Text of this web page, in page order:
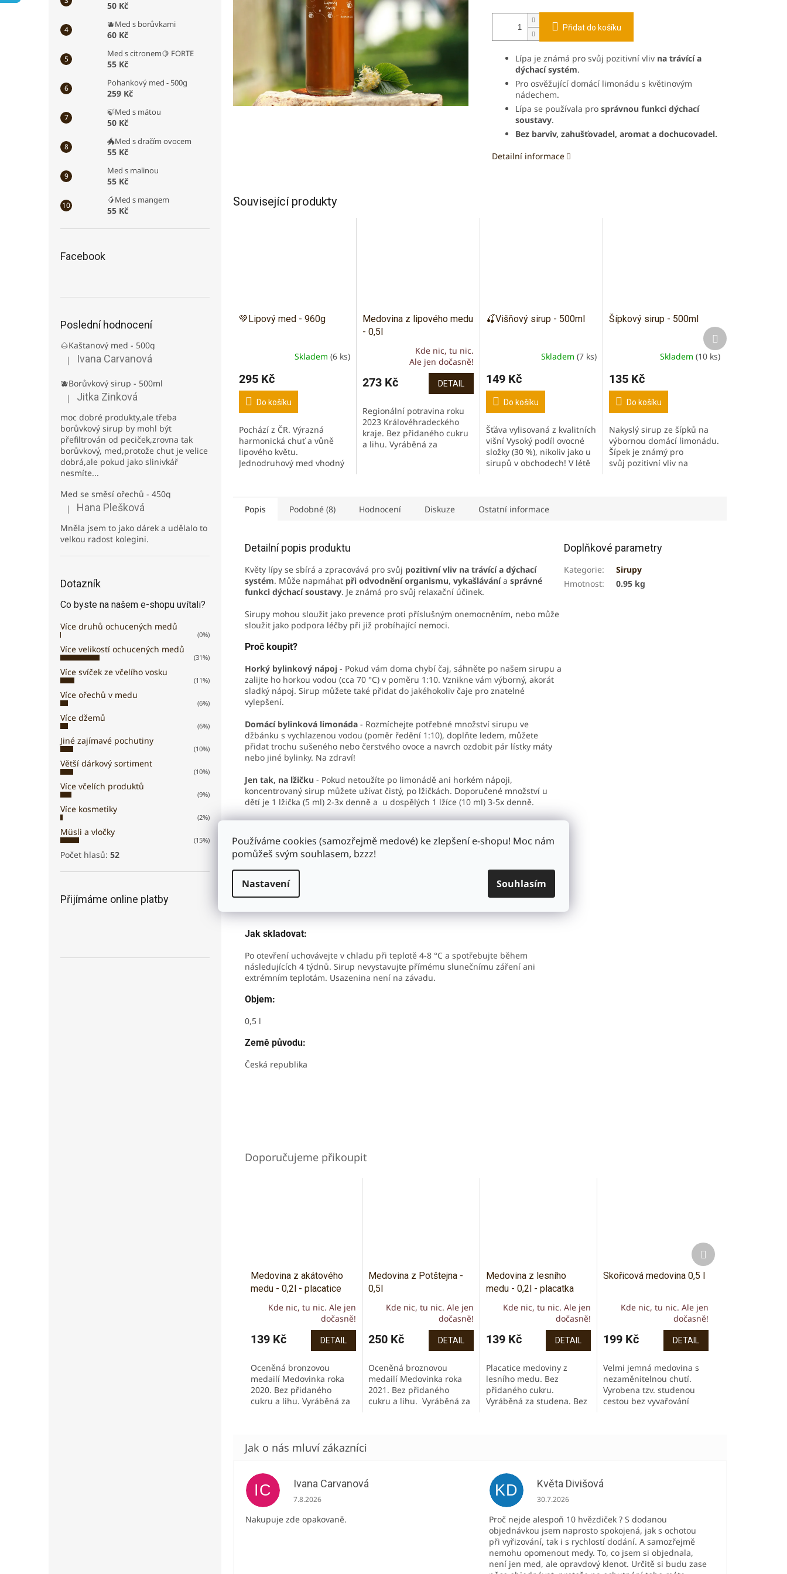
Používáme cookies (samozřejmě medové) ke zlepšení e-shopu! Moc nám
pomůžeš svým souhlasem, bzzz!
Nastavení Souhlasím
50 Kč
🫐Med s borůvkami
60 Kč
Med s citronem🍋 FORTE
55 Kč
Pohankový med - 500g
259 Kč
🍃Med s mátou
50 Kč
🐲Med s dračím ovocem
55 Kč
Med s malinou
55 Kč
🥭Med s mangem
55 Kč
Facebook
Poslední hodnocení
🌰Kaštanový med - 500g
Hodnocení produktu je 5 z 5 hvězdiček.
| Ivana Carvanová
🫐Borůvkový sirup - 500ml
Hodnocení produktu je 3 z 5 hvězdiček.
| Jitka Zinková
moc dobré produkty,ale třeba
borůvkový sirup by mohl být
přefiltrován od peciček,zrovna tak
borůvkový, med,protože chut je velice
dobrá,ale pokud jako slinivkář
nesmíte...
Med se směsí ořechů - 450g
Hodnocení produktu je 5 z 5 hvězdiček.
| Hana Plešková
Mněla jsem to jako dárek a udělalo to
velkou radost kolegini.
Dotazník
Co byste na našem e-shopu uvítali?
Více druhů ochucených medů
(0%)
Více velikostí ochucených medů
(31%)
Více svíček ze včelího vosku
(11%)
Více ořechů v medu
(6%)
Více džemů
(6%)
Jiné zajímavé pochutiny
(10%)
Větší dárkový sortiment
(10%)
Více včelích produktů
(9%)
Více kosmetiky
(2%)
Müsli a vločky
(15%)
Počet hlasů: 52
Přijímáme online platby
Přidat do košíku
Lípa je známá pro svůj pozitivní vliv na trávící a
dýchací systém.
Pro osvěžující domácí limonádu s květinovým
nádechem.
Lípa se používala pro správnou funkci dýchací
soustavy.
Bez barviv, zahušťovadel, aromat a dochucovadel.
Detailní informace
Související produkty
💚Lipový med - 960g
produktu
je
5,0
z
5
hvězdiček.
Skladem (6 ks)
295 Kč
Do košíku
Pochází z ČR. Výrazná
harmonická chuť a vůně
lipového květu.
Jednodruhový med vhodný
při...
Medovina z lipového medu
- 0,5l
produktu
z
5
hvězdiček.
Kde nic, tu nic.
Ale jen dočasně!
273 Kč DETAIL
Regionální potravina roku
2023 Královéhradeckého
kraje. Bez přidaného cukru
a lihu. Vyráběná za
🍒Višňový sirup - 500ml
Skladem(7 ks)
149 Kč
Do košíku
Šťáva vylisovaná z kvalitních
višní Vysoký podíl ovocné
složky (30 %), nikoliv jako u
sirupů v obchodech! V létě
Šípkový sirup - 500ml
Skladem (10 ks)
135 Kč
Do košíku
Nakyslý sirup ze šípků na
výbornou domácí limonádu.
Šípek je známý pro
svůj pozitivní vliv na
Další
produkt
Popis Podobné (8) Hodnocení Diskuze Ostatní informace
Detailní popis produktu
Květy lípy se sbírá a zpracovává pro svůj pozitivní vliv na trávící a dýchací
systém. Může napmáhat při odvodnění organismu, vykašlávánía správné
funkci dýchací soustavy. Je známá pro svůj relaxační účinek.
Sirupy mohou sloužit jako prevence proti příslušným onemocněním, nebo může
sloužit jako podpora léčby při již probíhající nemoci.
Proč koupit?
Horký bylinkový nápoj - Pokud vám doma chybí čaj, sáhněte po našem sirupu a
zalijte ho horkou vodou (cca 70 °C) v poměru 1:10. Vznikne vám výborný, akorát
sladký nápoj. Sirup můžete také přidat do jakéhokoliv čaje pro znatelné
vylepšení.
Domácí bylinková limonáda - Rozmíchejte potřebné množství sirupu ve
džbánku s vychlazenou vodou (poměr ředění 1:10), doplňte ledem, můžete
přidat trochu sušeného nebo čerstvého ovoce a navrch ozdobit pár lístky máty
nebo jiné bylinky. Na zdraví!
Jen tak, na lžičku - Pokud netoužíte po limonádě ani horkém nápoji,
koncentrovaný sirup můžete užívat čistý, po lžičkách. Doporučené množství u
dětí je 1 lžička (5 ml) 2-3x denně a u dospělých 1 lžíce (10 ml) 3-5x denně.
své kulinářské fantazii a využijte sirup při svém nedělním pečení nebo při
přípravě míchaných koktejlů pro zahradní párty.
Složení:
Odvar z květu lípy, cukr, voda, regulátor kyselosti: kyselina citrónová.
Jak skladovat:
Po otevření uchovávejte v chladu při teplotě 4-8 °C a spotřebujte během
následujících 4 týdnů. Sirup nevystavujte přímému slunečnímu záření ani
extrémním teplotám. Usazenina není na závadu.
Objem:
0,5 l
Země původu:
Česká republika
Doplňkové parametry
Kategorie:
Sirupy
Hmotnost: 0.95 kg
Medovina z akátového
medu - 0,2l - placatice
Kde nic, tu nic. Ale jen
dočasně!
139 Kč DETAIL
Oceněná bronzovou
medailí Medovinka roka
2020. Bez přidaného
cukru a lihu. Vyráběná za
vody a kvalitního...
Medovina z Potštejna -
0,5l
Kde nic, tu nic. Ale jen
dočasně!
250 Kč DETAIL
Oceněná broznovou
medailí Medovinka roka
2021. Bez přidaného
cukru a lihu. Vyráběná za
Medovina z lesního
medu - 0,2l - placatka
Kde nic, tu nic. Ale jen
dočasně!
139 Kč DETAIL
Placatice medoviny z
lesního medu. Bez
přidaného cukru.
Vyráběná za studena. Bez
Skořicová medovina 0,5 l
Kde nic, tu nic. Ale jen
dočasně!
199 Kč DETAIL
Velmi jemná medovina s
nezaměnitelnou chutí.
Vyrobena tzv. studenou
cestou bez vyvařování
Další
produkt
IC Ivana Carvanová
Hodnocení obchodu je 5 z 5 hvězdiček.
7.8.2026
Nakupuje zde opakovaně.
KD Květa Divišová
Hodnocení obchodu je 5 z 5 hvězdiček.
30.7.2026
Proč nejde alespoň 10 hvězdiček ? S dodanou
objednávkou jsem naprosto spokojená, jak s ochotou
při vyřizování, tak i s rychlostí dodání. A samozřejmě
nemohu opomenout medy. To, co jsem si objednala,
není jen med, ale opravdový klenot. Určitě si budu zase